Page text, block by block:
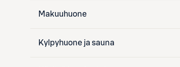
Makuuhuone
Kylpyhuone ja sauna